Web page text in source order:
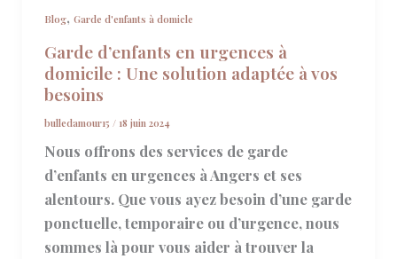
Blog, Garde d'enfants à domicle
Garde d’enfants en urgences à
domicile : Une solution adaptée à vos
besoins
bulledamour15 / 18 juin 2024
Nous offrons des services de garde
d’enfants en urgences à Angers et ses
alentours. Que vous ayez besoin d’une garde
ponctuelle, temporaire ou d’urgence, nous
sommes là pour vous aider à trouver la